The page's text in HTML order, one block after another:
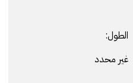
الطول:
غير محدد